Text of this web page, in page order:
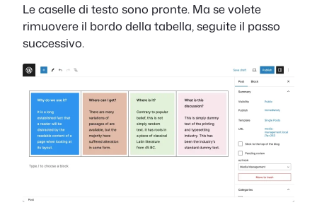
Le caselle di testo sono pronte. Ma se volete
rimuovere il bordo della tabella, seguite il passo
successivo.